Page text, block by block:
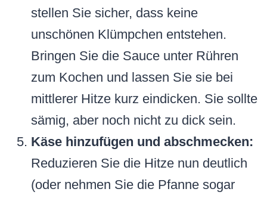
stellen Sie sicher, dass keine
unschönen Klümpchen entstehen.
Bringen Sie die Sauce unter Rühren
zum Kochen und lassen Sie sie bei
mittlerer Hitze kurz eindicken. Sie sollte
sämig, aber noch nicht zu dick sein.
Käse hinzufügen und abschmecken:
Reduzieren Sie die Hitze nun deutlich
(oder nehmen Sie die Pfanne sogar